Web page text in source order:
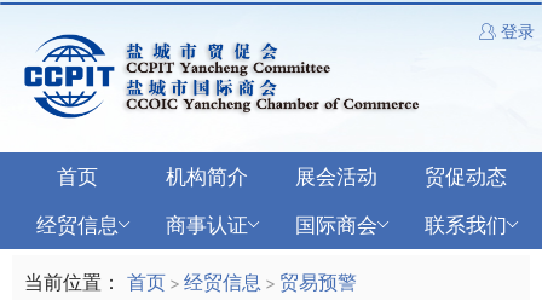
登录
首页 机构简介 展会活动
贸促动态
经贸信息
商事认证 国际商会 联系我们
当前位置： 首页 > 经贸信息 > 贸易预警